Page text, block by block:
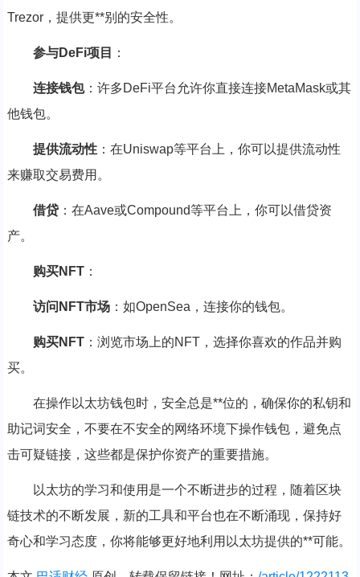
Trezor，提供更**别的安全性。
参与DeFi项目 ：
连接钱包：许多DeFi平台允许你直接连接MetaMask或其
他钱包。
提供流动性：在Uniswap等平台上，你可以提供流动性
来赚取交易费用。
借贷：在Aave或Compound等平台上，你可以借贷资
产。
购买NFT：
访问NFT市场：如OpenSea，连接你的钱包。
购买NFT：浏览市场上的NFT，选择你喜欢的作品并购
买。
在操作以太坊钱包时，安全总是**位的，确保你的私钥和
助记词安全，不要在不安全的网络环境下操作钱包，避免点
击可疑链接，这些都是保护你资产的重要措施。
以太坊的学习和使用是一个不断进步的过程，随着区块
链技术的不断发展，新的工具和平台也在不断涌现，保持好
奇心和学习态度，你将能够更好地利用以太坊提供的**可能。